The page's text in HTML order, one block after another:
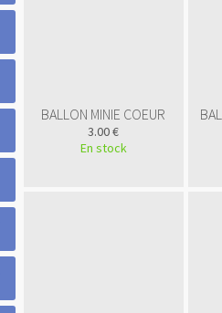
BALLON MINIE COEUR
3.00 €
En stock